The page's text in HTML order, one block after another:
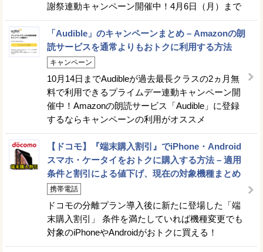
謝祭連動キャンペーン開催中！4月6日（月）まで
「Audible」のキャンペーンまとめ – Amazonの朗
読サービスを通常よりもおトクに利用する方法
キャンペーン
10月14日までAudibleが過去最長クラスの2ヵ月無
料で利用できるプライムデー連動キャンペーン開
催中！Amazonの朗読サービス「Audible」に登録
するならキャンペーンの利用がオススメ
【ドコモ】『端末購入割引』でiPhone・Android
スマホ・ケータイをおトクに購入する方法 – 適用
条件と割引による値下げ、現在の対象機種まとめ
携帯電話
ドコモの分離プラン導入後に新たに登場した「端
末購入割引」 条件を満たしていれば機種変更でも
対象のiPhoneやAndroidがおトクに買える！